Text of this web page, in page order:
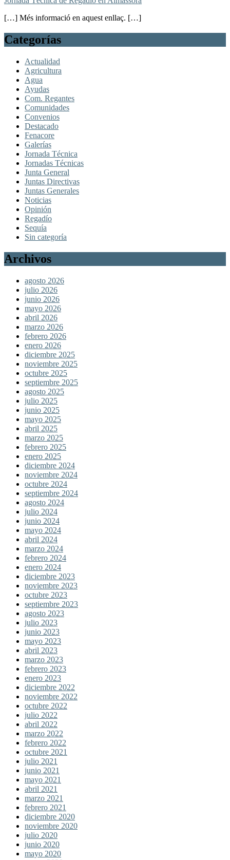
[…] Més informació en aquest enllaç. […]
Categorías
Actualidad
Agricultura
Agua
Ayudas
Com. Regantes
Comunidades
Convenios
Destacado
Fenacore
Galerías
Jornada Técnica
Jornadas Técnicas
Junta General
Juntas Directivas
Juntas Generales
Noticias
Opinión
Regadío
Sequía
Sin categoría
Archivos
agosto 2026
julio 2026
junio 2026
mayo 2026
abril 2026
marzo 2026
febrero 2026
enero 2026
diciembre 2025
noviembre 2025
octubre 2025
septiembre 2025
agosto 2025
julio 2025
junio 2025
mayo 2025
abril 2025
marzo 2025
febrero 2025
enero 2025
diciembre 2024
noviembre 2024
octubre 2024
septiembre 2024
agosto 2024
julio 2024
junio 2024
mayo 2024
abril 2024
marzo 2024
febrero 2024
enero 2024
diciembre 2023
noviembre 2023
octubre 2023
septiembre 2023
agosto 2023
julio 2023
junio 2023
mayo 2023
abril 2023
marzo 2023
febrero 2023
enero 2023
diciembre 2022
noviembre 2022
octubre 2022
julio 2022
abril 2022
marzo 2022
febrero 2022
octubre 2021
julio 2021
junio 2021
mayo 2021
abril 2021
marzo 2021
febrero 2021
diciembre 2020
noviembre 2020
julio 2020
junio 2020
mayo 2020